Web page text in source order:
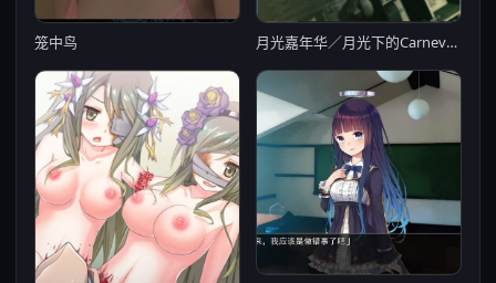
笼中鸟 月光嘉年华／月光下的Carnevale